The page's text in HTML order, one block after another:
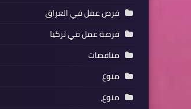
فرص عمل في العراق
فرصة عمل في تركيا
مناقصات
منوع
منوع،